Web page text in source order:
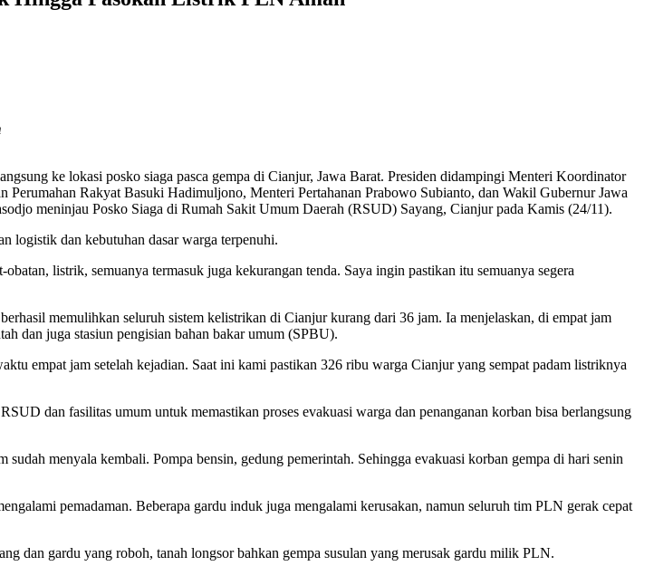
ke lokasi posko siaga pasca gempa di Cianjur, Jawa Barat. Presiden didampingi Menteri Koordinator
Rakyat Basuki Hadimuljono, Menteri Pertahanan Prabowo Subianto, dan Wakil Gubernur Jawa
meninjau Posko Siaga di Rumah Sakit Umum Daerah (RSUD) Sayang, Cianjur pada Kamis (24/11).
logistik dan kebutuhan dasar warga terpenuhi.
listrik, semuanya termasuk juga kekurangan tenda. Saya ingin pastikan itu semuanya segera
memulihkan seluruh sistem kelistrikan di Cianjur kurang dari 36 jam. Ia menjelaskan, di empat jam
dan juga stasiun pengisian bahan bakar umum (SPBU).
empat jam setelah kejadian. Saat ini kami pastikan 326 ribu warga Cianjur yang sempat padam listriknya
dan fasilitas umum untuk memastikan proses evakuasi warga dan penanganan korban bisa berlangsung
menyala kembali. Pompa bensin, gedung pemerintah. Sehingga evakuasi korban gempa di hari senin
pemadaman. Beberapa gardu induk juga mengalami kerusakan, namun seluruh tim PLN gerak cepat
dan gardu yang roboh, tanah longsor bahkan gempa susulan yang merusak gardu milik PLN.